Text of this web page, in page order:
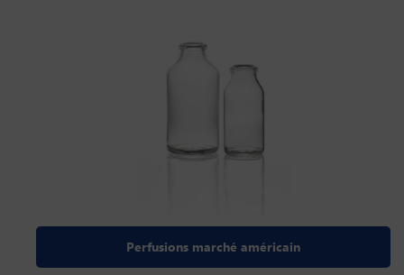
Perfusions marché américain